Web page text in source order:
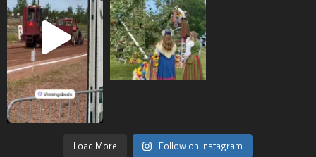
Load More Follow on Instagram